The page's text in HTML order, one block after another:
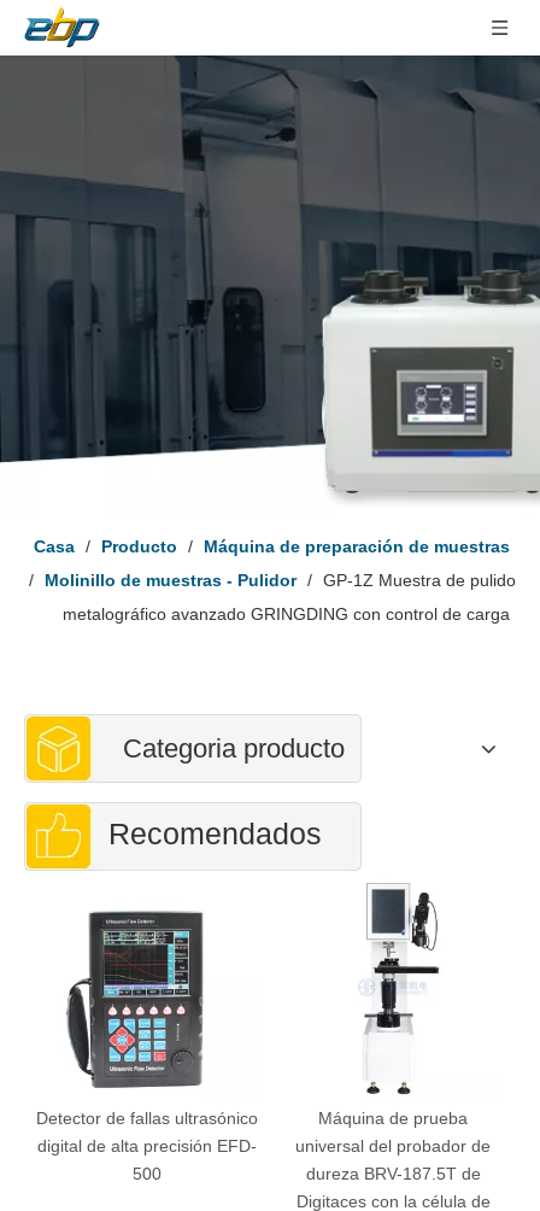
Casa / Producto /
Máquina de preparación de muestras
/
Molinillo de muestras - Pulidor / GP-1Z Muestra de pulido
metalográfico avanzado GRINGDING con control de carga
Categoria producto
Recomendados
de fallas ultrasónico
de alta precisión EFD-
Máquina de prueba
universal del probador de
dureza BRV-187.5T de
Digitaces con la célula de